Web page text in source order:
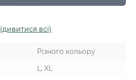
(дивитися всі)
Різного кольору
L, XL